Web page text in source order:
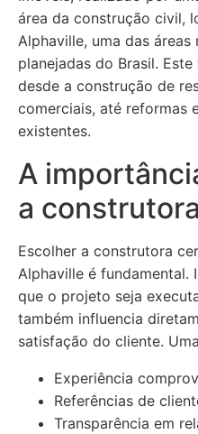
área da construção civil,
Alphaville, uma das
planejadas do Brasil.
desde a construção de
comerciais, até reformas
existentes.
A
a
Escolher a construtora
Alphaville é fundamental.
que o projeto seja
também influencia
satisfação do cliente.
Experiência
Referências de
Transparência em